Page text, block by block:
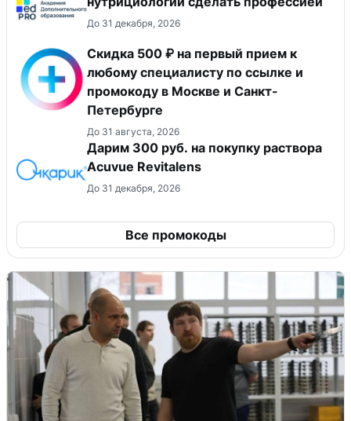
До 31 декабря, 2026
Скидка 500 ₽ на первый прием к
любому специалисту по ссылке и
промокоду в Москве и Санкт-
Петербурге
До 31 августа, 2026
Дарим 300 руб. на покупку раствора
Acuvue Revitalens
До 31 декабря, 2026
Все промокоды